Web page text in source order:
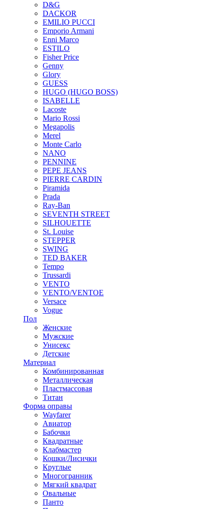
D&G
DACKOR
EMILIO PUCCI
Emporio Armani
Enni Marco
ESTILO
Fisher Price
Genny
Glory
GUESS
HUGO (HUGO BOSS)
ISABELLE
Lacoste
Mario Rossi
Megapolis
Merel
Monte Carlo
NANO
PENNINE
PEPE JEANS
PIERRE CARDIN
Piramida
Prada
Ray-Ban
SEVENTH STREET
SILHOUETTE
St. Louise
STEPPER
SWING
TED BAKER
Tempo
Trussardi
VENTO
VENTO/VENTOE
Versace
Vogue
Пол
Женские
Мужские
Унисекс
Детские
Материал
Комбинированная
Металлическая
Пластмассовая
Титан
Форма оправы
Wayfarer
Авиатор
Бабочки
Квадратные
Клабмастер
Кошки/Лисички
Круглые
Многогранник
Мягкий квадрат
Овальные
Панто